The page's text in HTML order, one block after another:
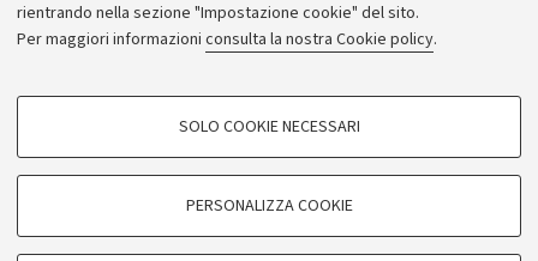
rientrando nella sezione "Impostazione cookie" del sito.
Per maggiori informazioni consulta la nostra Cookie policy.
COOKIE DI PROFILAZIONE - FACOLTATIVI
SOLO COOKIE NECESSARI
PERSONALIZZA COOKIE
Rassegna stampa
© Copyright 2026 - ALMA MATER STUDIORUM - Università di
Bologna - Via Zamboni, 33 - 40126 Bologna - PI: 01131710376 -